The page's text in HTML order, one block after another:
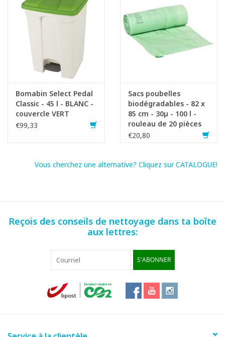
Bomabin Select Pedal
Classic - 45 l - BLANC -
couvercle VERT
€99,33
Sacs poubelles
biodégradables - 82 x
85 cm - 30µ - 100 l -
rouleau de 20 pièces
€20,80
Vous cherchez une alternative? Cliquez sur CATALOGUE!
Reçois des conseils de nettoyage dans ta boîte
aux lettres:
S'ABONNER